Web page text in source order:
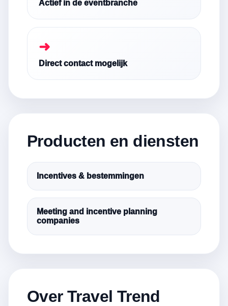
Actief in de eventbranche
➜
Direct contact mogelijk
Producten en diensten
Incentives & bestemmingen
Meeting and incentive planning
companies
Over Travel Trend